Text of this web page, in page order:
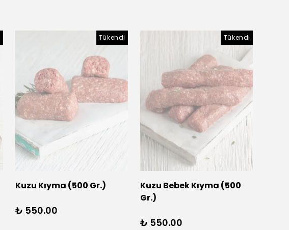
Tükendi
Kuzu Kıyma (500 Gr.)
₺ 550.00
Tükendi
Kuzu Bebek Kıyma (500
Gr.)
₺ 550.00